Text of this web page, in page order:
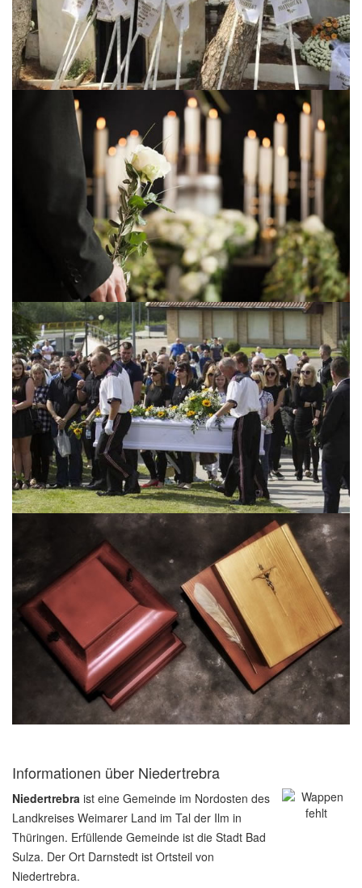
Informationen über Niedertrebra
Niedertrebra ist eine Gemeinde im Nordosten des
Landkreises Weimarer Land im Tal der Ilm in
Thüringen. Erfüllende Gemeinde ist die Stadt Bad
Sulza. Der Ort Darnstedt ist Ortsteil von
Niedertrebra.